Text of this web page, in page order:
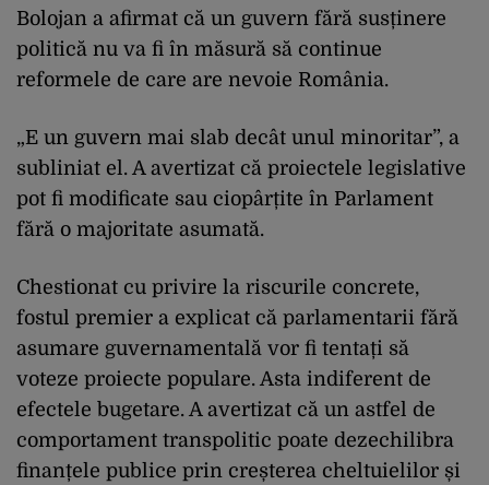
Bolojan a afirmat că un guvern fără susținere
politică nu va fi în măsură să continue
reformele de care are nevoie România.
„E un guvern mai slab decât unul minoritar”, a
subliniat el. A avertizat că proiectele legislative
pot fi modificate sau ciopârțite în Parlament
fără o majoritate asumată.
Chestionat cu privire la riscurile concrete,
fostul premier a explicat că parlamentarii fără
asumare guvernamentală vor fi tentați să
voteze proiecte populare. Asta indiferent de
efectele bugetare. A avertizat că un astfel de
comportament transpolitic poate dezechilibra
finanțele publice prin creșterea cheltuielilor și